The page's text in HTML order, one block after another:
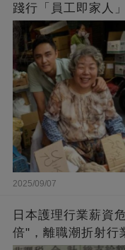
踐行「員工即家人
闆的福報
2025/09/07
日本護理行業薪資
倍"，離職潮折射行